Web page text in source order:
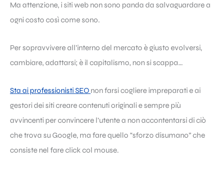
Ma attenzione, i siti web non sono panda da salvaguardare a
ogni costo così come sono.
Per sopravvivere all’interno del mercato è giusto evolversi,
cambiare, adattarsi; è il capitalismo, non si scappa…
Sta ai professionisti SEO non farsi cogliere impreparati e ai
gestori dei siti creare contenuti originali e sempre più
avvincenti per convincere l’utente a non accontentarsi di ciò
che trova su Google, ma fare quello “sforzo disumano” che
consiste nel fare click col mouse.